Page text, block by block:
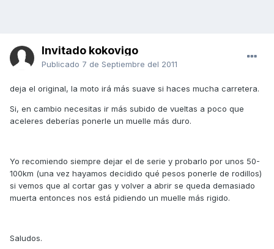
Invitado kokovigo
Publicado 7 de Septiembre del 2011
deja el original, la moto irá más suave si haces mucha carretera.
Si, en cambio necesitas ir más subido de vueltas a poco que
aceleres deberías ponerle un muelle más duro.
Yo recomiendo siempre dejar el de serie y probarlo por unos 50-
100km (una vez hayamos decidido qué pesos ponerle de rodillos)
si vemos que al cortar gas y volver a abrir se queda demasiado
muerta entonces nos está pidiendo un muelle más rigido.
Saludos.